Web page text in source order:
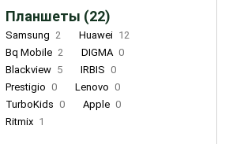
Планшеты (22)
Samsung 2 Huawei 12
Bq Mobile 2 DIGMA 0
Blackview 5 IRBIS 0
Prestigio 0 Lenovo 0
TurboKids 0 Apple 0
Ritmix 1